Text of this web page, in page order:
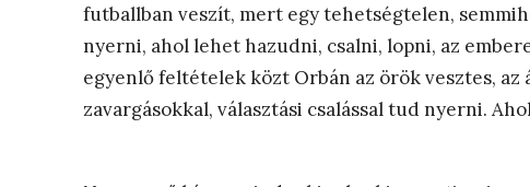
futballban veszít, mert egy tehetségtelen,
nyerni, ahol lehet hazudni, csalni, lopni, az
egyenlő feltételek közt Orbán az örök vesztes,
zavargásokkal, választási csalással tud nyerni.